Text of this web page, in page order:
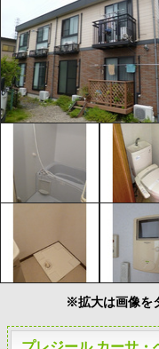
※拡大は画像を